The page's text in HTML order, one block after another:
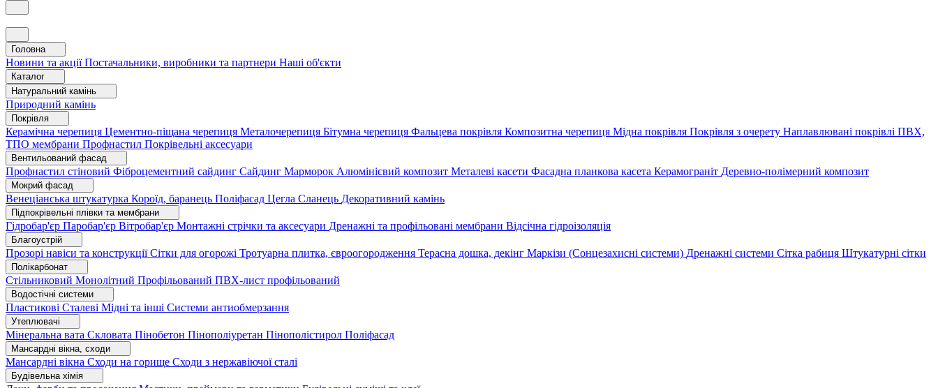
Головна
Новини та акціїПостачальники, виробники та партнери Наші об'єкти
Каталог
Натуральний камінь
Природний камінь
Покрівля
Керамічна черепиця Цементно-піщана черепиця Металочерепиця Бітумна черепиця Фальцева покрівля Композитна черепиця Мідна покрівля Покрівля з очерету Наплавлювані покрівлі ПВХ,
ТПО мембрани Профнастил Покрівельні аксесуари
Вентильований фасад
Профнастил стіновий Фіброцементний сайдинг Сайдинг Марморок Алюмінієвий композит Металеві касети Фасадна планкова касета Керамограніт Деревно-полімерний композит
Мокрий фасад
Венеціанська штукатурка Короїд, баранець Поліфасад Цегла Сланець Декоративний камінь
Підпокрівельні плівки та мембрани
Гідробар'єр Паробар'єр Вітробар'єр Монтажні стрічки та аксесуари Дренажні та профільовані мембрани Відсічна гідроізоляція
Благоустрій
Прозорі навіси та конструкціїСітки для огорожі Тротуарна плитка, євроогородження Терасна дошка, декінг Маркізи (Сонцезахисні системи) Дренажні системи Сітка рабиця Штукатурні сітки
Полікарбонат
Стільниковий Монолітний Профільований ПВХ-лист профільований
Водостічні системи
Пластикові Сталеві Мідні та інші Системи антиобмерзання
Утеплювачі
Мінеральна вата Скловата Пінобетон Пінополіуретан Пінополістирол Поліфасад
Мансардні вікна, сходи
Мансардні вікна Сходи на горище Сходи з нержавіючої сталі
Будівельна хімія